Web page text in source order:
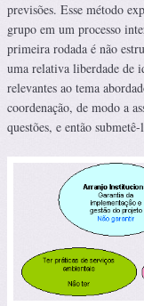
previsões. Esse método
grupo em um processo
primeira rodada é não
uma relativa liberdade de
relevantes ao tema
coordenação, de modo a
questões, e então